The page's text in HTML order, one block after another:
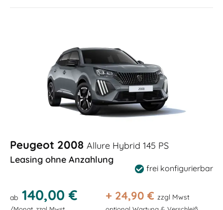
Peugeot 2008 Allure Hybrid 145 PS
Leasing ohne Anzahlung
frei konfigurierbar
ab 140,00 € + 24,90 € zzgl Mwst